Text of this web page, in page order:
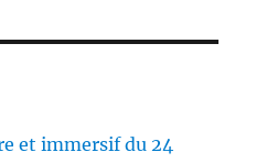
et immersif du 24